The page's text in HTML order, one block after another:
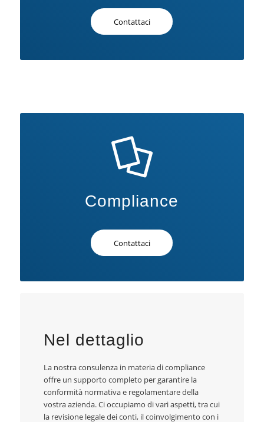
Contattaci
Compliance
Contattaci
Nel dettaglio
La nostra consulenza in materia di compliance
offre un supporto completo per garantire la
conformità normativa e regolamentare della
vostra azienda. Ci occupiamo di vari aspetti, tra cui
la revisione legale dei conti, il coinvolgimento con i